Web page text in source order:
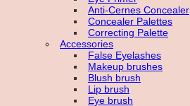
Anti-Cernes Concealer
Concealer Palettes
Correcting Palette
Accessories
False Eyelashes
Makeup brushes
Blush brush
Lip brush
Eye brush